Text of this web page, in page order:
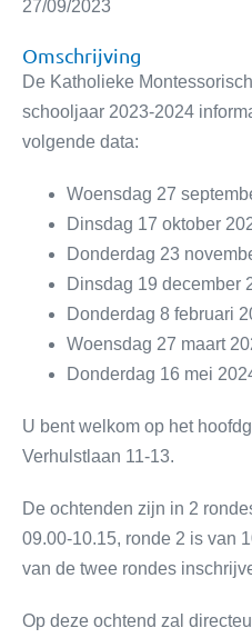
27/09/2023
Omschrijving
De Katholieke
schooljaar 2023-2024
volgende data:
Woensdag 27
Dinsdag 17 oktober
Donderdag 23
Dinsdag 19 december
Donderdag 8 februari
Woensdag 27 maart
Donderdag 16 mei
U bent welkom op het
Verhulstlaan 11-13.
De ochtenden zijn in 2
09.00-10.15, ronde 2 is van
van de twee rondes
Op deze ochtend zal